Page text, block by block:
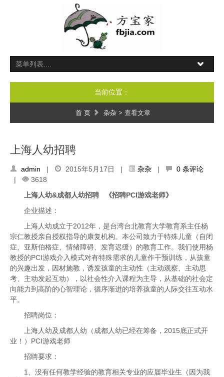
当前位置：
首 页 杂杂> 查看文章
上海人幼招聘
admin | 2015年5月17日 | 杂杂 |
0 条评论
|
3618
上海人幼&成都人幼招聘
《招聘PCI游戏老师》
企业描述：
上海人幼成立于2012年，是台湾台北教育大学教育系主任杨
宗仁教授亲自授权指导的康复机构。本公司致力于特殊儿童（自闭
症、亚斯伯格症、情绪障碍、发育迟缓）的教育工作。我们使用杨
教授的PCI游戏介入模式对有特殊需求的儿童作干预训练，从孩童
的兴趣出发，因材施教，诱发孩童的主动性（主动观察、主动思
考、主动发起互动），以社会性介入课程为主导，从基础的社会定
向能力到高阶的心智理论，循序渐进的培养孩童的人际交往互动水
平。
招聘岗位：
上海人幼及成都人幼（成都人幼已经在筹备，2015底正式开
业！）PCI游戏老师
招聘要求：
1、没有任何教学经验的教育相关专业的应届毕业生（因为我